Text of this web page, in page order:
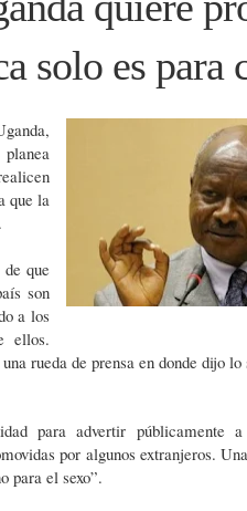
solo es para
que la
que
son
a los
ellos.
rueda de prensa en donde dijo lo
para advertir públicamente
por algunos extranjeros.
para el sexo”.